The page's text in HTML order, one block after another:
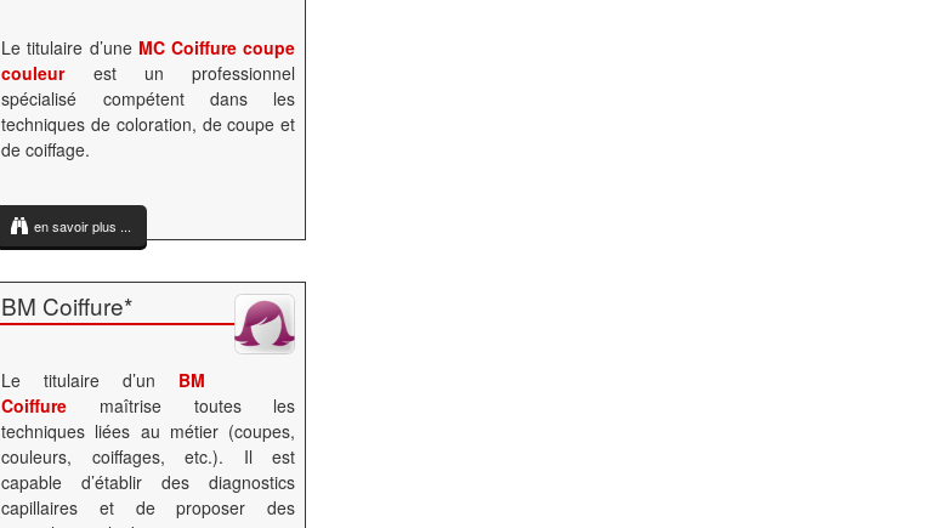
Le titulaire d’une MC Coiffure coupe
couleur est un professionnel
spécialisé compétent dans les
techniques de coloration, de coupe et
de coiffage.
en savoir plus ...
BM Coiffure*
Le titulaire d’un BM
Coiffure maîtrise toutes les
techniques liées au métier (coupes,
couleurs, coiffages, etc.). Il est
capable d’établir des diagnostics
capillaires et de proposer des